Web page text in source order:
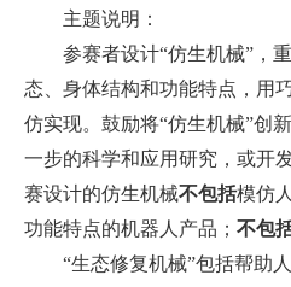
主题说明：
参赛者设计“仿生机械”，
态、身体结构和功能特点，用
仿实现。鼓励将“仿生机械”创
一步的科学和应用研究，或开
赛设计的仿生机械不包括模仿
功能特点的机器人产品； 不包
“生态修复机械”包括帮助